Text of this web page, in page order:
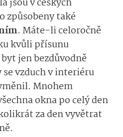
jsou v českých
způsobeny také
. Máte-li celoročně
kvůli přísunu
jen bezdůvodně
vzduch v interiéru
Mnohem
okna po celý den
za den vyvětrat